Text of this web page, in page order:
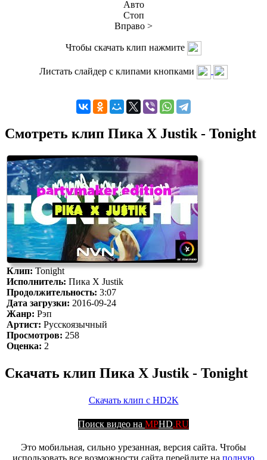
Авто
Стоп
Вправо >
Чтобы скачать клип нажмите
Листать слайдер с клипами кнопками
Смотреть клип Пика X Justik - Tonight
Клип:Tonight
Исполнитель: Пика X Justik
Продолжительность: 3:07
Дата загрузки: 2016-09-24
Жанр: Рэп
Артист: Русскоязычный
Просмотров: 258
Оценка: 2
Скачать клип Пика X Justik - Tonight
Скачать клип с HD2K
Поиск видео на MPHD.RU
Это мобильная, сильно урезанная, версия сайта. Чтобы